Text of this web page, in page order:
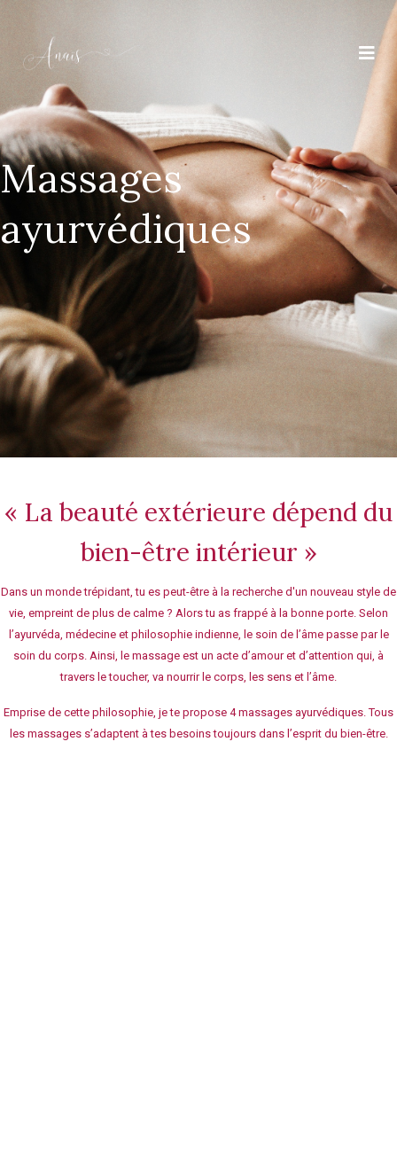
Massages
ayurvédiques
« La beauté extérieure dépend du
bien-être intérieur »
Dans un monde trépidant, tu es peut-être à la recherche d'un nouveau style de
vie, empreint de plus de calme ? Alors tu as frappé à la bonne porte. Selon
l’ayurvéda, médecine et philosophie indienne, le soin de l’âme passe par le
soin du corps. Ainsi, le massage est un acte d’amour et d’attention qui, à
travers le toucher, va nourrir le corps, les sens et l’âme.
Emprise de cette philosophie, je te propose 4 massages ayurvédiques. Tous
les massages s’adaptent à tes besoins toujours dans l’esprit du bien-être.